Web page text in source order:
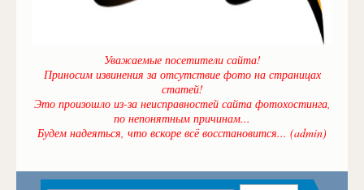
Уважаемые посетители сайта!
Приносим извинения за отсутствие фото на страницах
статей!
Это произошло из-за неисправностей сайта фотохостинга,
по непонятным причинам...
Будем надеяться, что вскоре всё восстановится... (admin)